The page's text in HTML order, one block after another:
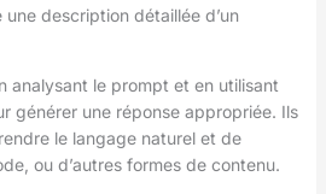
description détaillée d’un
analysant le prompt et en utilisant
générer une réponse appropriée. Ils
le langage naturel et de
ou d’autres formes de contenu.